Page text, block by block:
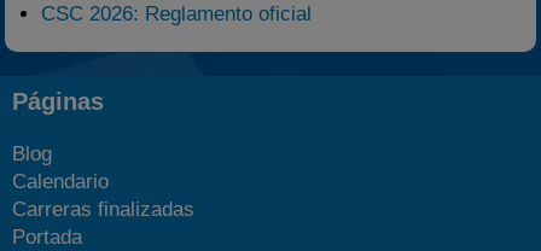
CSC 2026: Reglamento oficial
Páginas
Blog
Calendario
Carreras finalizadas
Portada